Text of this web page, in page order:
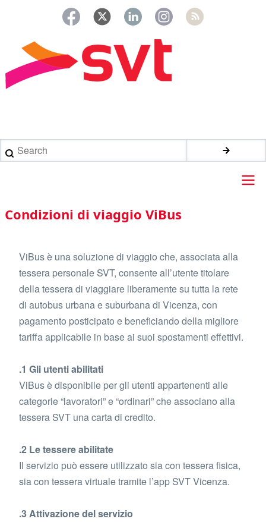
principale
di
pane
Search
Main
navigation
Condizioni di viaggio ViBus
ViBus è una soluzione di viaggio che, associata alla
tessera personale SVT, consente all’utente titolare
della tessera di viaggiare liberamente su tutta la rete
di autobus urbana e suburbana di Vicenza, con
pagamento posticipato e beneficiando della migliore
tariffa applicabile in base ai suoi spostamenti effettivi.
.1 Gli utenti abilitati
ViBus è disponibile per gli utenti appartenenti alle
categorie “lavoratori” e “ordinari” che associano alla
tessera SVT una carta di credito.
.2 Le tessere abilitate
Il servizio può essere utilizzato sia con tessera fisica,
sia con tessera virtuale tramite l’app SVT Vicenza.
.3 Attivazione del servizio